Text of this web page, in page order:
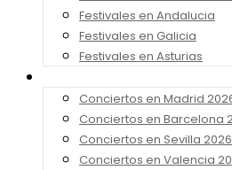
Festivales en Andalucia
Festivales en Galicia
Festivales en Asturias
Conciertos en Madrid
Conciertos en Barcelona
Conciertos en Sevilla 2026
Conciertos en Valencia